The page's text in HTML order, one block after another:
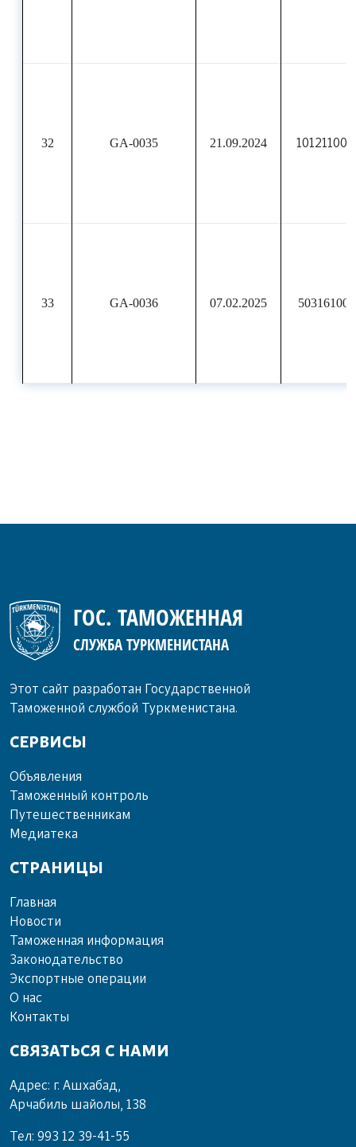
32 GA-0035 21.09.2024
33 GA-0036 07.02.2025
ГОС. ТАМОЖЕННАЯ
СЛУЖБА ТУРКМЕНИСТАНА
Этот сайт разработан Государственной
Таможенной службой Туркменистана.
СЕРВИСЫ
Объ­яв­ле­ния
Та­мо­жен­ный кон­троль
Пу­те­шест­вен­ни­кам
Ме­диа­те­ка
СТРАНИЦЫ
Главная
Новости
Таможенная информация
Законодательство
Экспортные операции
О нас
Контакты
СВЯЗАТЬСЯ С НАМИ
Адрес: г. Ашхабад,
Арчабиль шайолы, 138
Тел: 993 12 39-41-55